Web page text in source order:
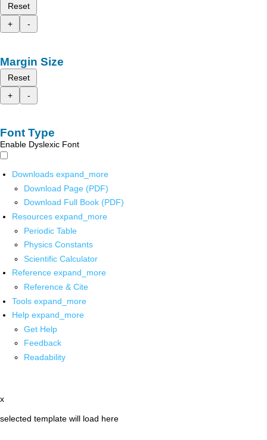
Reset
+
-
Margin Size
Reset
+
-
Font Type
Enable Dyslexic Font
Downloads expand_more
Download Page (PDF)
Download Full Book (PDF)
Resources expand_more
Periodic Table
Physics Constants
Scientific Calculator
Reference expand_more
Reference & Cite
Tools expand_more
Help expand_more
Get Help
Feedback
Readability
x
selected template will load here